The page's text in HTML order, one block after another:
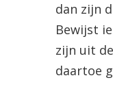
dan zijn
Bewijst
zijn uit
daartoe